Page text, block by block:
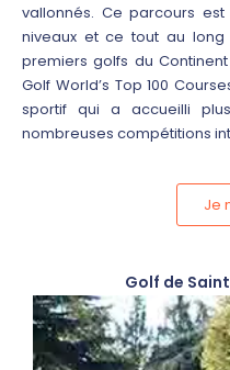
vallonnés. Ce parcours
niveaux et ce tout au long
premiers golfs du
Golf World’s Top 100
sportif qui a accueilli
nombreuses compétitions
Je
Golf de